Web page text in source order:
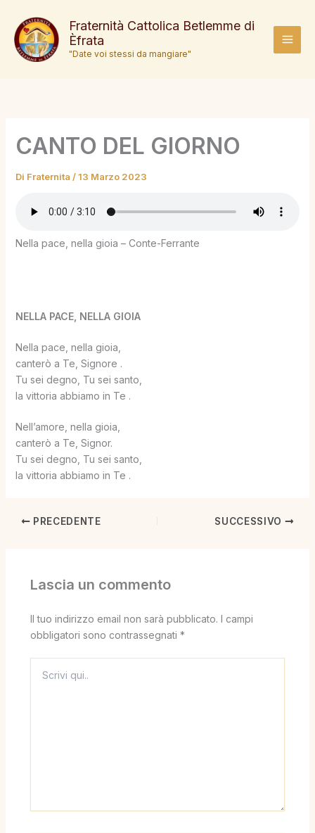
contenuto
Fraternità Cattolica Betlemme di
Èfrata
"Date voi stessi da mangiare"
CANTO DEL GIORNO
Di Fraternita /13 Marzo 2023
Nella pace, nella gioia – Conte-Ferrante
NELLA PACE, NELLA GIOIA
Nella pace, nella gioia,
canterò a Te, Signore .
Tu sei degno, Tu sei santo,
la vittoria abbiamo in Te .
Nell’amore, nella gioia,
canterò a Te, Signor.
Tu sei degno, Tu sei santo,
la vittoria abbiamo in Te .
PRECEDENTE SUCCESSIVO
Lascia un commento
Il tuo indirizzo email non sarà pubblicato. I campi
obbligatori sono contrassegnati *
qui..